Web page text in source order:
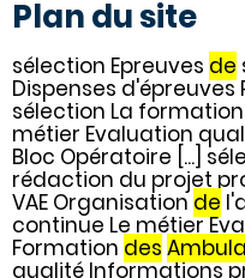
Plan du site
sélection Epreuves de
Dispenses d'épreuves
sélection La
métier Evaluation
Bloc Opératoire [...]
rédaction du projet
VAE Organisationde
continue Le métier
Formation des
qualité Informations